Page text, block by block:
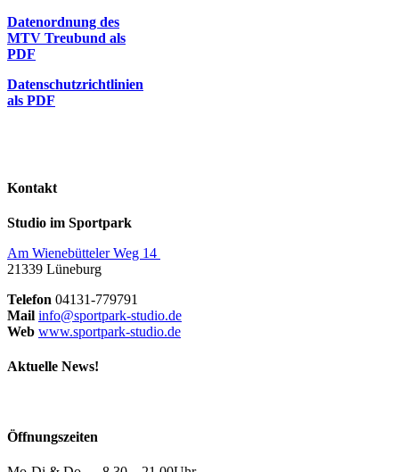
Datenordnung des
MTV Treubund als
PDF
Datenschutzrichtlinien
als PDF
Kontakt
Studio im Sportpark
Am Wienebütteler Weg 14
21339 Lüneburg
Telefon 04131-779791
Mail info@sportpark-studio.de
Web www.sportpark-studio.de
Aktuelle News!
Öffnungszeiten